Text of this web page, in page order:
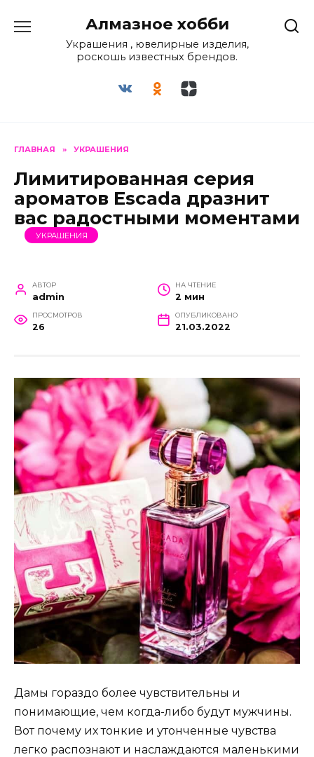
содержанию
Алмазное хобби
Украшения , ювелирные изделия,
роскошь известных брендов.
ГЛАВНАЯ » УКРАШЕНИЯ
Лимитированная серия
ароматов Escada дразнит
вас радостными моментами
УКРАШЕНИЯ
АВТОР
admin
НА ЧТЕНИЕ
2 мин
ПРОСМОТРОВ
26
ОПУБЛИКОВАНО
21.03.2022
Дамы гораздо более чувствительны и
понимающие, чем когда-либо будут мужчины.
Вот почему их тонкие и утонченные чувства
легко распознают и наслаждаются маленькими